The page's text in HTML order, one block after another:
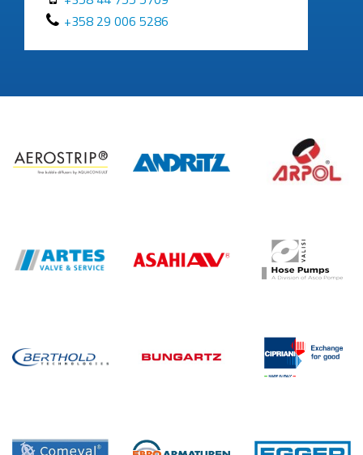
+358 29 006 5286